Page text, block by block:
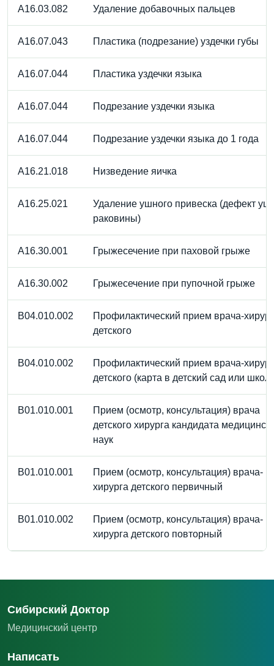
A16.03.082 Удаление добавочных пальцев
A16.07.043 Пластика (подрезание) уздечки губы
A16.07.044 Пластика уздечки языка
A16.07.044 Подрезание уздечки языка
A16.07.044 Подрезание уздечки языка до 1 года
A16.21.018 Низведение яичка
A16.25.021
Удаление ушного привеска (дефект
раковины)
A16.30.001 Грыжесечение при паховой грыже
A16.30.002 Грыжесечение при пупочной грыже
B04.010.002
Профилактический прием врача-
детского
B04.010.002
Профилактический прием врача-
детского (карта в детский сад или
В01.010.001
Прием (осмотр, консультация) врача
детского хирурга кандидата
наук
В01.010.001
Прием (осмотр, консультация) врача-
хирурга детского первичный
В01.010.002
Прием (осмотр, консультация) врача-
хирурга детского повторный
Сибирский Доктор
Медицинский центр
Написать